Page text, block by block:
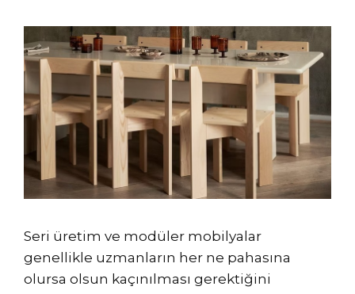
Seri üretim ve modüler mobilyalar
genellikle uzmanların her ne pahasına
olursa olsun kaçınılması gerektiğini